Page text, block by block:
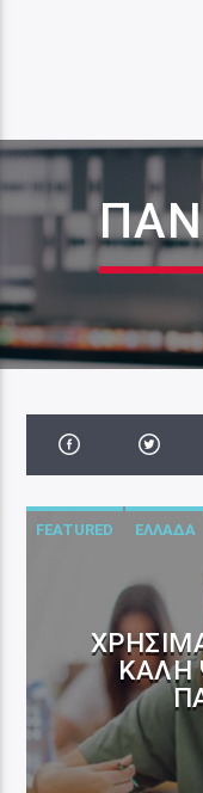
FEATURED ΕΛΛΑΔΑ
ΚΑΛΉ